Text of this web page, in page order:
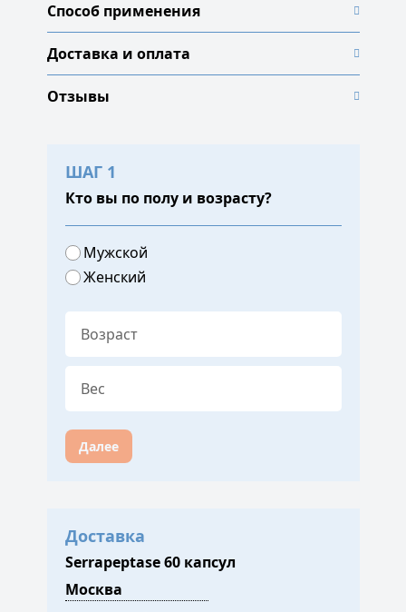
Способ применения
Доставка и оплата
Отзывы
ШАГ 1
Кто вы по полу и возрасту?
Мужской
Женский
Далее
Доставка
Serrapeptase 60 капсул